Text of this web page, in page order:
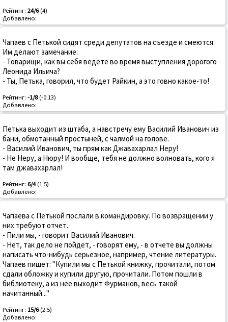
Рейтинг: 24/6(4)
Добавлено:
Чапаев с Петькой сидят среди депутатов на съезде и смеются.
Им делают замечание:
- Товарищи, как вы себя ведете во время выступления дорогого
Леонида Ильича?
- Ты, Петька, говорил, что будет Райкин, а это говно какое-то!
Рейтинг: -1/8(-0.13)
Добавлено:
Петька выходит из штаба, а навстречу ему Василий Иванович из
бани, обмотанный простыней, с чалмой на голове.
- Василий Иванович, ты прям как Джавахарлал Неру!
- Не Неру, а Нюру! И вообще, тебя не должно волновать, кого я
там джавахарлал!
Рейтинг: 6/4(1.5)
Добавлено:
Чапаева с Петькой послали в командировку. По возвращении у
них требуют отчет.
- Пили мы, - говорит Василий Иванович.
- Нет, так дело не пойдет, - говорят ему, - в отчете вы должны
написать что-нибудь серьезное, например, чтение литературы.
Чапаев пишет: "Купили мы с Петькой книжку, прочитали, потом
сдали обложку и купили другую, прочитали. Потом пошли в
библиотеку, а из нее выходит Фурманов, весь такой
начитанный..."
Рейтинг: 15/6(2.5)
Добавлено: